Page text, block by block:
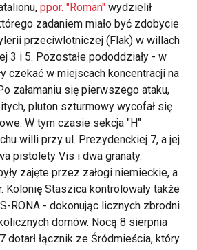
ppor. "Roman" wydzielił
zadaniem miało być zdobycie
przeciwlotniczej (Flak) w willach
3 i 5. Pozostałe pododdziały - w
czekać w miejscach koncentracji na
załamaniu się pierwszego ataku,
pluton szturmowy wycofał się
W tym czasie sekcja "H"
willi przy ul. Prezydenckiej 7, a jej
pistolety Vis i dwa granaty.
zajęte przez załogi niemieckie, a
Kolonię Staszica kontrolowały także
RONA - dokonując licznych zbrodni
domów. Nocą 8 sierpnia
dotarł łącznik ze Śródmieścia, który